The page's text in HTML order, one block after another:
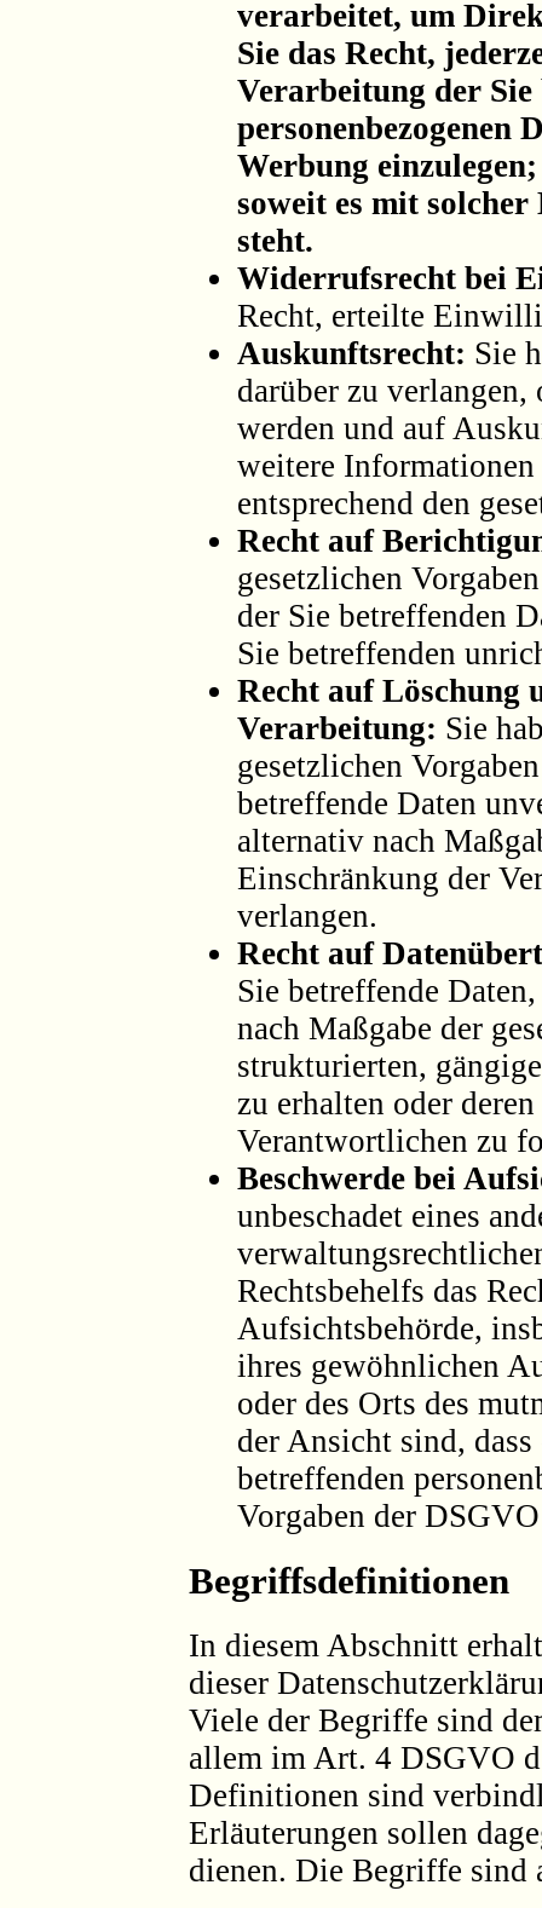
verarbeitet, um
Sie das Recht,
Verarbeitung der Sie
personenbezogenen
Werbung
soweit es mit
steht.
Widerrufsrecht bei
Recht, erteilte
Auskunftsrecht: Sie
darüber zu
werden und auf
weitere
entsprechend den
Recht auf
gesetzlichen
der Sie betreffenden
Sie betreffenden
Recht auf Löschung
Verarbeitung: Sie
gesetzlichen
betreffende Daten
alternativ nach
Einschränkung der
verlangen.
Recht auf
Sie betreffende
nach Maßgabe der
strukturierten,
zu erhalten oder
Verantwortlichen zu
Beschwerde bei
unbeschadet eines
Rechtsbehelfs das
Aufsichtsbehörde,
ihres gewöhnlichen
oder des Orts des
der Ansicht sind,
betreffenden
Vorgaben der
Begriffsdefinitionen
In diesem Abschnitt
dieser
Viele der Begriffe sind
allem im Art. 4 DSGVO
Definitionen sind
Erläuterungen sollen
dienen. Die Begriffe sind